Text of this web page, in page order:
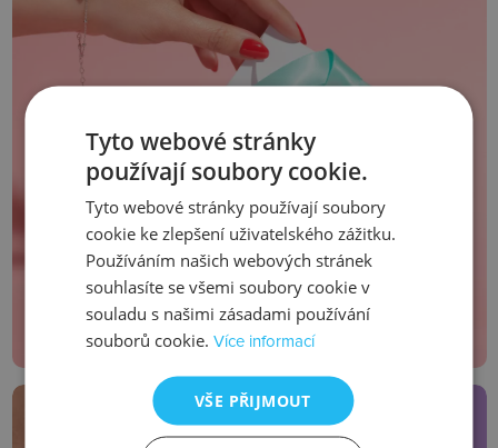
Silver Whisper
Jedinečná dárková kolekce
Zjistit více
Tyto webové stránky
používají soubory cookie.
Tyto webové stránky používají soubory
cookie ke zlepšení uživatelského zážitku.
Používáním našich webových stránek
souhlasíte se všemi soubory cookie v
souladu s našimi zásadami používání
souborů cookie.Více informací
VŠE PŘIJMOUT